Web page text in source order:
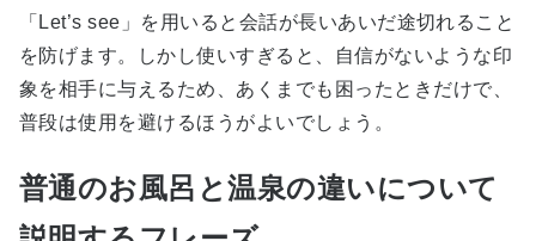
「Let’s see」を用いると会話が長いあいだ途切れること
を防げます。しかし使いすぎると、自信がないような印
象を相手に与えるため、あくまでも困ったときだけで、
普段は使用を避けるほうがよいでしょう。
普通のお風呂と温泉の違いについて